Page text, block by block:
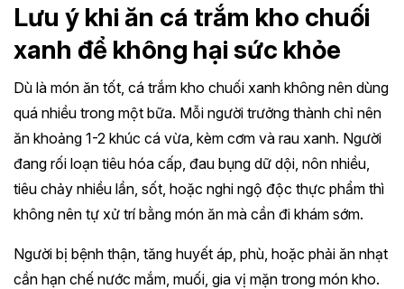
Lưu ý khi ăn cá trắm kho chuối
xanh để không hại sức khỏe
Dù là món ăn tốt, cá trắm kho chuối xanh không nên dùng
quá nhiều trong một bữa. Mỗi người trưởng thành chỉ nên
ăn khoảng 1-2 khúc cá vừa, kèm cơm và rau xanh. Người
đang rối loạn tiêu hóa cấp, đau bụng dữ dội, nôn nhiều,
tiêu chảy nhiều lần, sốt, hoặc nghi ngộ độc thực phẩm thì
không nên tự xử trí bằng món ăn mà cần đi khám sớm.
Người bị bệnh thận, tăng huyết áp, phù, hoặc phải ăn nhạt
cần hạn chế nước mắm, muối, gia vị mặn trong món kho.